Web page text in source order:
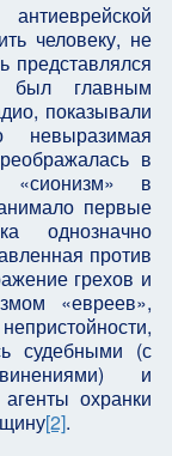
человеку, не
был главным
показывали
невыразимая
в
«сионизм» в
первые
однозначно
против
грехов и
«евреев»,
судебными (с
и
охранки
[2].